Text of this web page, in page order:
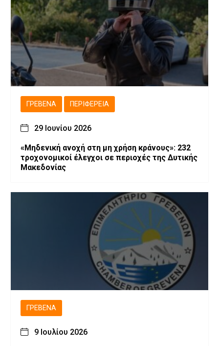
ΓΡΕΒΕΝΆ ΠΕΡΙΦΈΡΕΙΑ
29 Ιουνίου 2026
«Μηδενική ανοχή στη μη χρήση κράνους»: 232
τροχονομικοί έλεγχοι σε περιοχές της Δυτικής
Μακεδονίας
ΓΡΕΒΕΝΆ
9 Ιουλίου 2026